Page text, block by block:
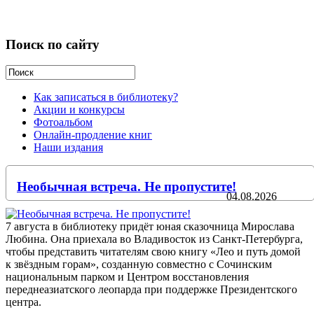
Поиск по сайту
Как записаться в библиотеку?
Акции и конкурсы
Фотоальбом
Онлайн-продление книг
Наши издания
Необычная встреча. Не пропустите!
04.08.2026
7 августа в библиотеку придёт юная сказочница Мирослава
Любина. Она приехала во Владивосток из Санкт-Петербурга,
чтобы представить читателям свою книгу «Лео и путь домой
к звёздным горам», созданную совместно с Сочинским
национальным парком и Центром восстановления
переднеазиатского леопарда при поддержке Президентского
центра.